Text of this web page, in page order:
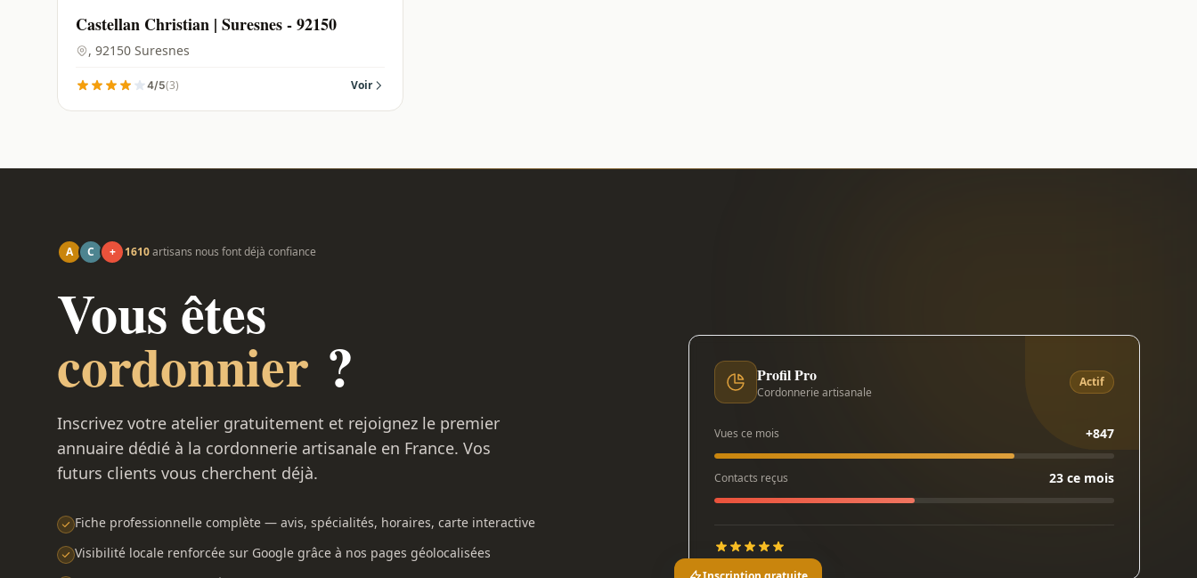
Castellan Christian | Suresnes - 92150
, 92150 Suresnes
4/5(3) Voir
A C + 1610artisans nous font déjà confiance
Vous êtes
cordonnier ?
Inscrivez votre atelier gratuitement et rejoignez le premier
annuaire dédié à la cordonnerie artisanale en France. Vos
futurs clients vous cherchent déjà.
Fiche professionnelle complète — avis, spécialités, horaires, carte interactive
Visibilité locale renforcée sur Google grâce à nos pages géolocalisées
Profil Pro
Cordonnerie artisanale
Actif
Vues ce mois +847
Contacts reçus 23 ce mois